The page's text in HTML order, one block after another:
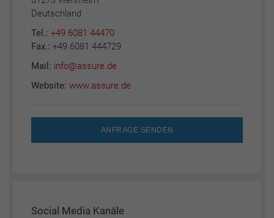
Deutschland
Tel.: +49 6081 44470
Fax.: +49 6081 444729
Mail: info@assure.de
Website: www.assure.de
ANFRAGE SENDEN
Social Media Kanäle